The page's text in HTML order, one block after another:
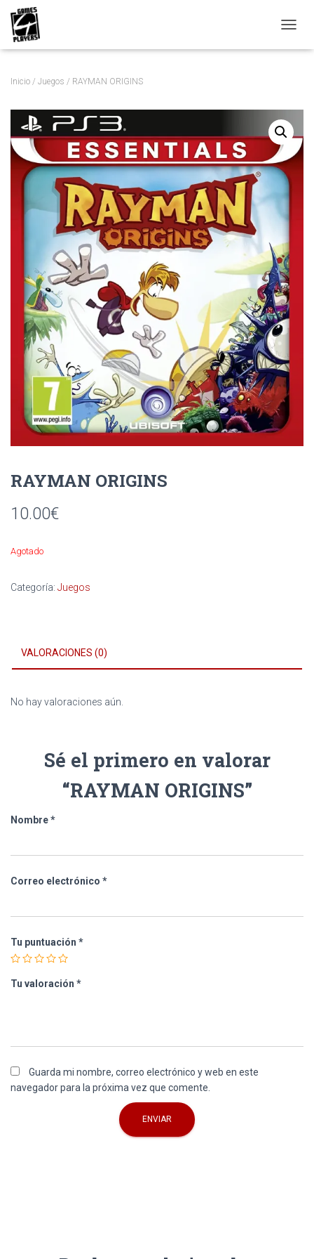
A
M
D
D
A
G
A
C
I
Ó
N
Inicio / Juegos / RAYMAN ORIGINS
RAYMAN ORIGINS
10.00€
Agotado
Categoría: Juegos
VALORACIONES (0)
No hay valoraciones aún.
Sé el primero en valorar
“RAYMAN ORIGINS”
Nombre*
Correo electrónico *
Tu puntuación *
Tu valoración *
Guarda mi nombre, correo electrónico y web en este
navegador para la próxima vez que comente.